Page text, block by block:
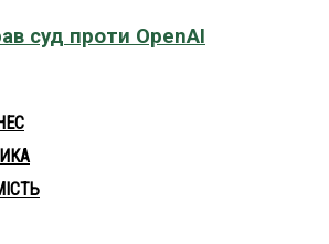
суд проти OpenAI